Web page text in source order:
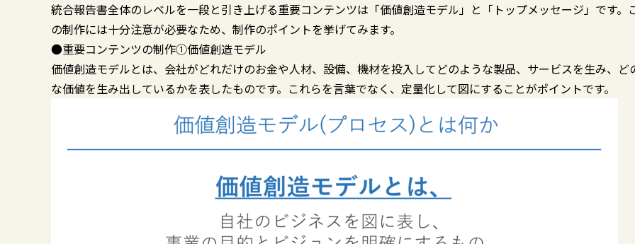
統合報告書全体のレベルを一段と引き上げる重要コンテンツは「価値創造モデル」と「トップメッセージ」です。
の制作には十分注意が必要なため、制作のポイントを挙げてみます。
●重要コンテンツの制作①価値創造モデル
価値創造モデルとは、会社がどれだけのお金や人材、設備、機材を投入してどのような製品、サービスを生み、ど
な価値を生み出しているかを表したものです。これらを言葉でなく、定量化して図にすることがポイントです。